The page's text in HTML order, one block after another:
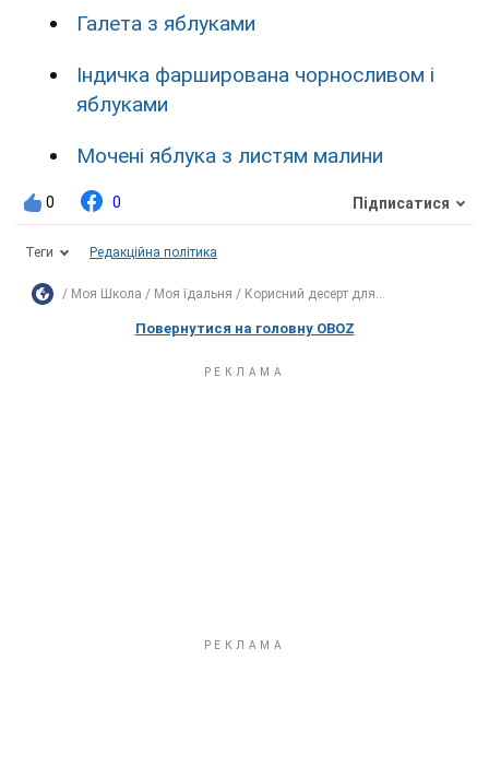
Галета з яблуками
Індичка фарширована чорносливом і
яблуками
Мочені яблука з листям малини
0 0 Підписатися
Теги Редакційна політика
Моя Школа Моя їдальня Корисний десерт для...
Повернутися на головну OBOZ